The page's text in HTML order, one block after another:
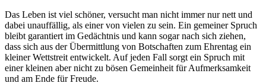
Das Leben ist viel schöner, versucht man nicht immer nur nett und
dabei unauffällig, als einer von vielen zu sein. Ein gemeiner Spruch
bleibt garantiert im Gedächtnis und kann sogar nach sich ziehen,
dass sich aus der Übermittlung von Botschaften zum Ehrentag ein
kleiner Wettstreit entwickelt. Auf jeden Fall sorgt ein Spruch mit
einer kleinen aber nicht zu bösen Gemeinheit für Aufmerksamkeit
und am Ende für Freude.